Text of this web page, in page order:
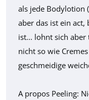
als jede Bodylotion
aber das ist ein act,
ist... lohnt sich aber
nicht so wie
geschmeidige
A propos Peeling: